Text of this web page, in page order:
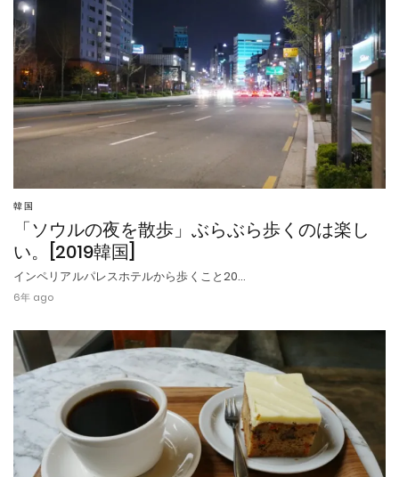
韓国
「ソウルの夜を散歩」ぶらぶら歩くのは楽し
い。[2019韓国]
インペリアルパレスホテルから歩くこと20…
6年 ago